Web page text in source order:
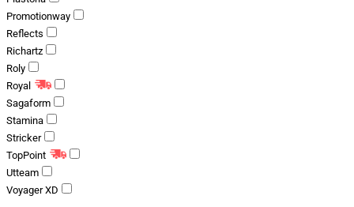
Promotionway
Reflects
Richartz
Roly
Royal
Sagaform
Stamina
Stricker
TopPoint
Utteam
Voyager XD